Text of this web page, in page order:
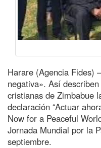
Harare (Agencia Fides)
negativa». Así
cristianas de Zimbabue
declaración “Actuar
Now for a Peaceful
Jornada Mundial por la
septiembre.